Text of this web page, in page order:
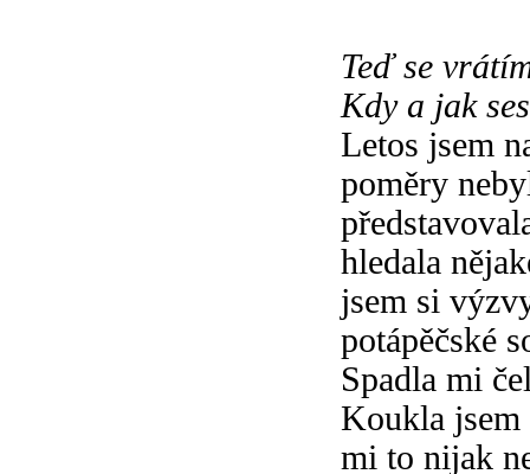
Teď se
Kdy a jak
Letos jsem
poměry
hledala
jsem si
potápěčské
Spadla mi
Koukla jsem
mi to nijak